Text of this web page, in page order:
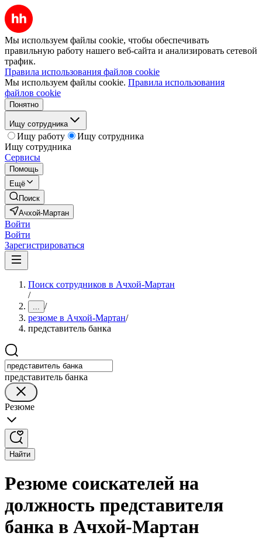
Мы используем файлы cookie, чтобы обеспечивать
правильную работу нашего веб-сайта и анализировать сетевой
трафик.
Правила использования файлов cookie
Мы используем файлы cookie. Правила использования
файлов cookie
Понятно
Ищу сотрудника
Ищу работу
Ищу сотрудника
Ищу сотрудника
Сервисы
Помощь
Ещё
Поиск
Ачхой-Мартан
Войти
Войти
Зарегистрироваться
Поиск сотрудников в Ачхой-Мартан
/
... /
резюме в Ачхой-Мартан/
представитель банка
представитель банка
Резюме
Найти
Резюме соискателей на
должность представителя
банка в Ачхой-Мартан